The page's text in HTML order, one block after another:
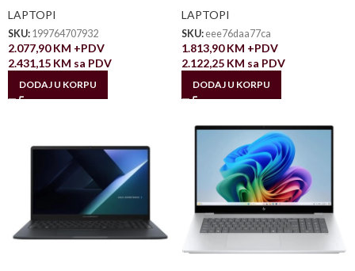
LAPTOPI
SKU: 199764707932
2.077,90KM +PDV
2.431,15 KM sa PDV
DODAJ U KORPU
LAPTOPI
SKU: eee76daa77ca
1.813,90KM +PDV
2.122,25 KM sa PDV
DODAJ U KORPU